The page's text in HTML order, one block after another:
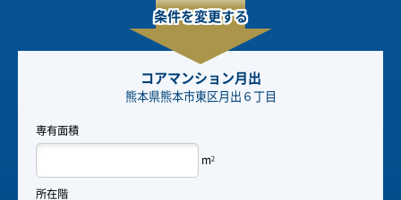
条件を変更する
コアマンション月出
熊本県熊本市東区月出６丁目
専有面積
m2
所在階